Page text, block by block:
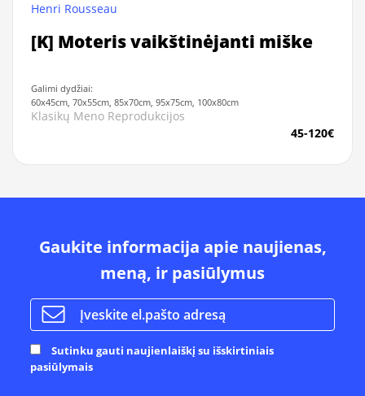
Henri Rousseau
[K] Moteris vaikštinėjanti miške
Galimi dydžiai:
60x45cm, 70x55cm, 85x70cm, 95x75cm, 100x80cm
Klasikų Meno Reprodukcijos
45-120€
Gaukite informacija apie naujienas,
meną, ir pasiūlymus
Sutinku gauti naujienlaiškį su išskirtiniais
pasiūlymais